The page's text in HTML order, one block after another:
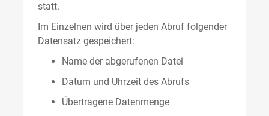
statt.
Im Einzelnen wird über jeden Abruf folgender
Datensatz gespeichert:
Name der abgerufenen Datei
Datum und Uhrzeit des Abrufs
Übertragene Datenmenge